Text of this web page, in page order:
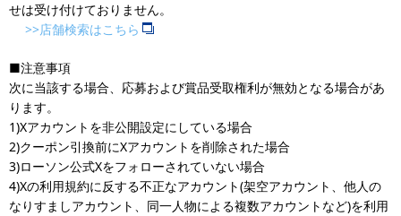
せは受け付けておりません。
>>店舗検索はこちら
■注意事項
次に当該する場合、応募および賞品受取権利が無効となる場合があ
ります。
1)Xアカウントを非公開設定にしている場合
2)クーポン引換前にXアカウントを削除された場合
3)ローソン公式Xをフォローされていない場合
4)Xの利用規約に反する不正なアカウント(架空アカウント、他人の
なりすましアカウント、同一人物による複数アカウントなど)を利用